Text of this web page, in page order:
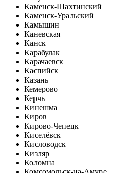
Каменск-Шахтинский
Каменск-Уральский
Камышин
Каневская
Канск
Карабулак
Карачаевск
Каспийск
Казань
Кемерово
Керчь
Кинешма
Киров
Кирово-Чепецк
Киселёвск
Кисловодск
Кизляр
Коломна